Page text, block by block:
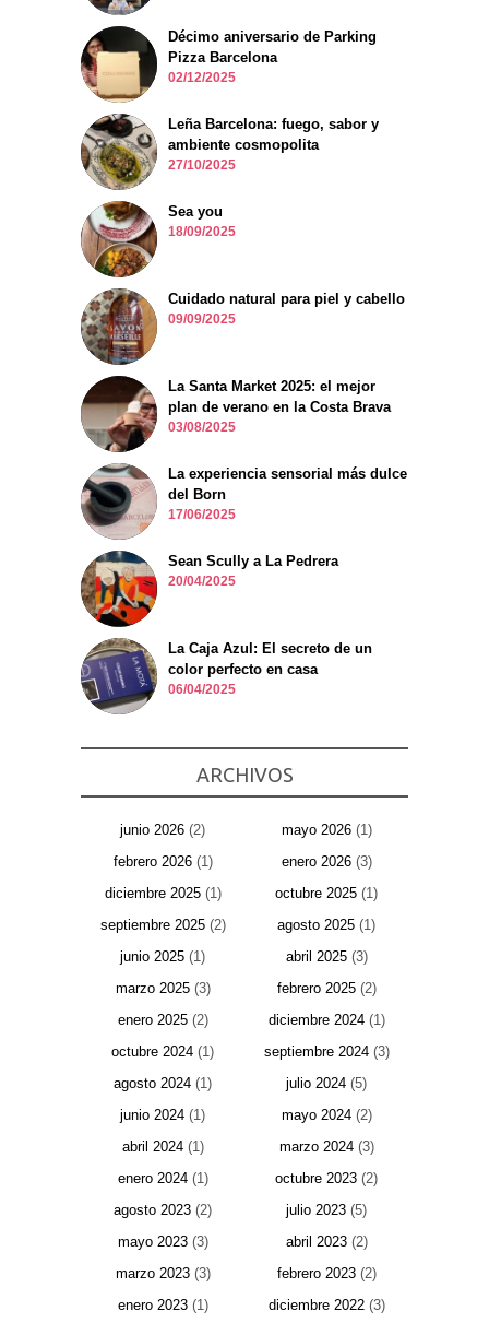
Décimo aniversario de Parking
Pizza Barcelona
02/12/2025
Leña Barcelona: fuego, sabor y
ambiente cosmopolita
27/10/2025
Sea you
18/09/2025
Cuidado natural para piel y cabello
09/09/2025
La Santa Market 2025: el mejor
plan de verano en la Costa Brava
03/08/2025
La experiencia sensorial más dulce
del Born
17/06/2025
Sean Scully a La Pedrera
20/04/2025
La Caja Azul: El secreto de un
color perfecto en casa
06/04/2025
ARCHIVOS
junio 2026 (2) mayo 2026(1)
febrero 2026(1) enero 2026(3)
diciembre 2025(1) octubre 2025 (1)
septiembre 2025(2) agosto 2025 (1)
junio 2025 (1) abril 2025(3)
marzo 2025(3) febrero 2025(2)
enero 2025(2) diciembre 2024(1)
octubre 2024 (1) septiembre 2024(3)
agosto 2024 (1) julio 2024 (5)
junio 2024 (1) mayo 2024(2)
abril 2024(1) marzo 2024(3)
enero 2024(1) octubre 2023 (2)
agosto 2023 (2) julio 2023 (5)
mayo 2023(3) abril 2023(2)
marzo 2023(3) febrero 2023(2)
enero 2023(1) diciembre 2022(3)